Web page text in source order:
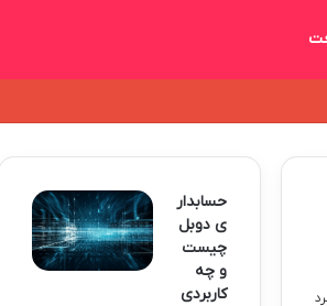
حسابدار
ی دوبل
چیست
و چه
کاربردی